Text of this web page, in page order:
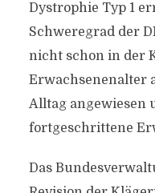
Dystrophie Typ 1
Schweregrad der
nicht schon in der
Erwachsenenalter
Alltag angewiesen
fortgeschrittene
Das